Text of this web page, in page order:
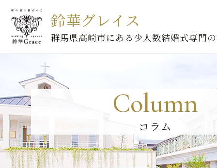
鈴華グレイス
群馬県高崎市にある少人数結婚式専門
Column
コラム